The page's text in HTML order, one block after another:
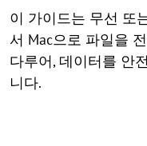
이 가이드는 무선 또
서 Mac으로 파일을
다루어, 데이터를 안
니다.